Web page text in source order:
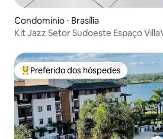
Condomínio ⋅ Brasília
Kit Jazz Setor Sudoeste Espaço
Entre os melhores preferidos dos
Preferido dos hóspedes